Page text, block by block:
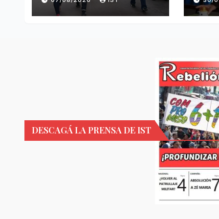
DESCAGÁ LA PRENSA DE IST